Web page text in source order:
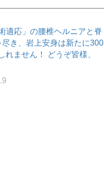
適応」の腰椎ヘルニアと脊
き、岩上安身は新たに300
ません！ どうぞ皆様、